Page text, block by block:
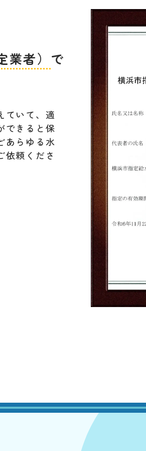
者） で
ていて、適
できると保
あらゆる水
依頼くださ